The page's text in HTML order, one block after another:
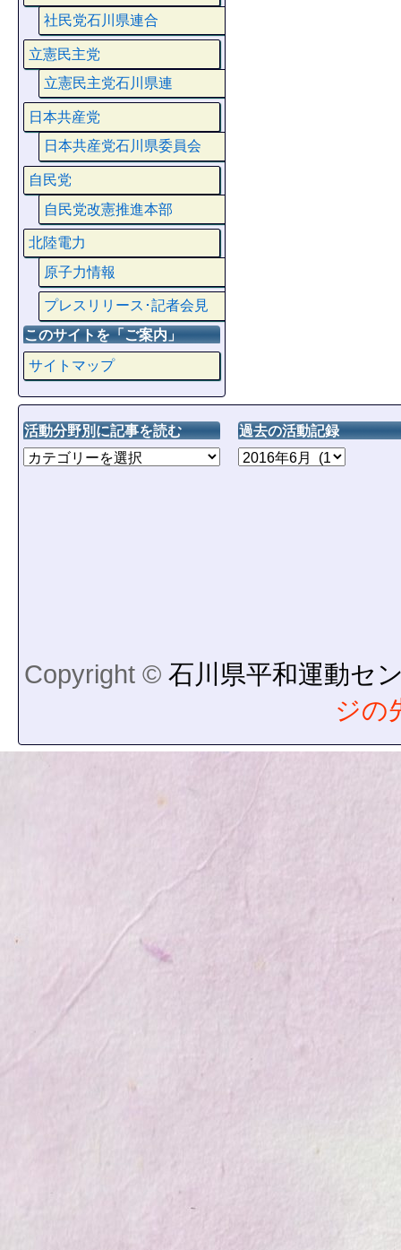
社民党石川県連合
立憲民主党
立憲民主党石川県連
日本共産党
日本共産党石川県委員会
自民党
自民党改憲推進本部
北陸電力
原子力情報
プレスリリース･記者会見
このサイトを「ご案内」
サイトマップ
活動分野別に記事を読む 過去の活動記録
Copyright © 石川県平和運動セ
ジの